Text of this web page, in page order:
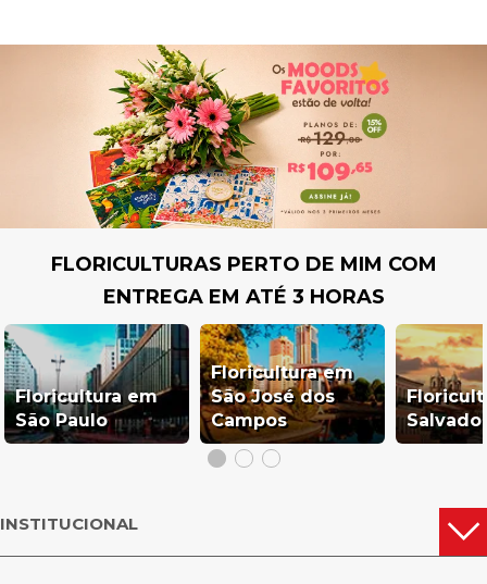
FLORICULTURAS PERTO DE MIM COM
ENTREGA EM ATÉ 3 HORAS
Floricultura em
São Paulo
Floricultura em
São José dos
Campos
INSTITUCIONAL